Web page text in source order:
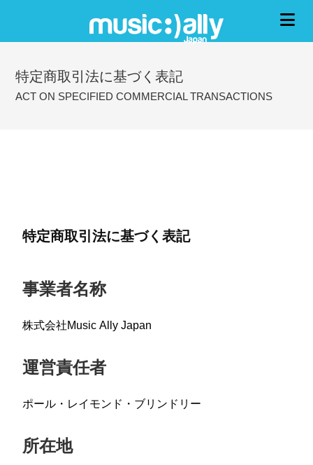
特定商取引法に基づく表記
ACT ON SPECIFIED COMMERCIAL TRANSACTIONS
特定商取引法に基づく表記
事業者名称
株式会社Music Ally Japan
運営責任者
ポール・レイモンド・ブリンドリー
所在地